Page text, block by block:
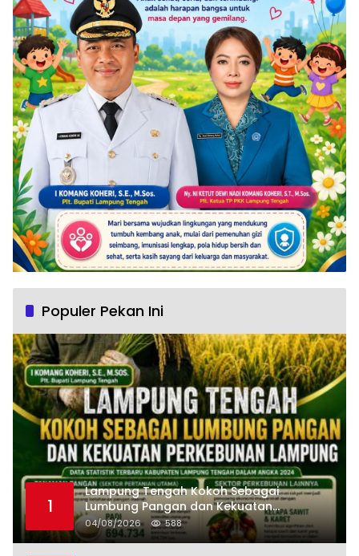
Populer Pekan Ini
1
Lampung Tengah Kokoh Sebagai
Lumbung Pangan dan Kekuatan
Perkebunan Lampung, Komang Koheri:
Kemandirian Pangan adalah Fondasi
04/08/2026 588